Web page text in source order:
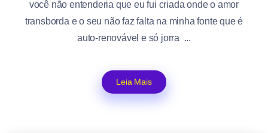
você não entenderia que eu fui criada onde o amor
transborda e o seu não faz falta na minha fonte que é
auto-renovável e só jorra ...
Leia Mais